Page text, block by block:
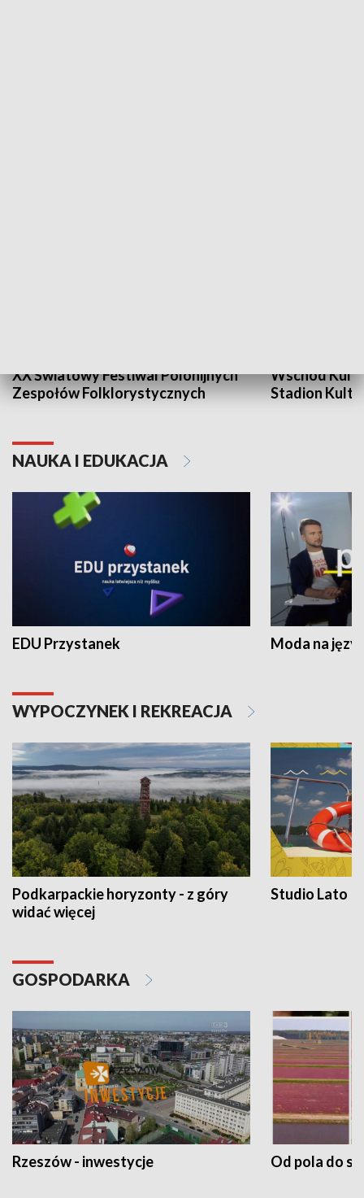
XX Światowy Festiwal Polonijnych
Zespołów Folklorystycznych
Wschód
Stadion
NAUKA I EDUKACJA
EDU Przystanek Moda na
WYPOCZYNEK I REKREACJA
Podkarpackie horyzonty - z góry
widać więcej
Studio Lato
GOSPODARKA
Rzeszów - inwestycje Od pola do